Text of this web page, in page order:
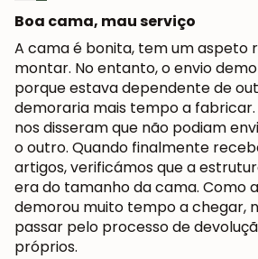
Boa cama, mau serviço
A cama é bonita, tem um aspeto
montar. No entanto, o envio
porque estava dependente de
demoraria mais tempo a
nos disseram que não podiam
o outro. Quando finalmente
artigos, verificámos que a
era do tamanho da cama. Como
demorou muito tempo a chegar,
passar pelo processo de
próprios.